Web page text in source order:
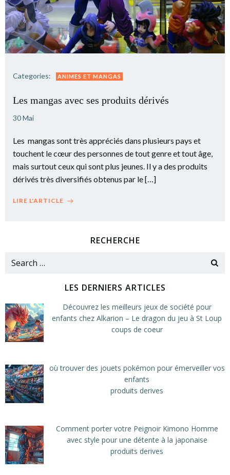
Categories: ANIMES ET MANGAS
Les mangas avec ses produits dérivés
30 Mai
Les mangas sont très appréciés dans plusieurs pays et
touchent le cœur des personnes de tout genre et tout âge,
mais surtout ceux qui sont plus jeunes. Il y a des produits
dérivés très diversifiés obtenus par le […]
LIRE L'ARTICLE
RECHERCHE
Search
LES DERNIERS ARTICLES
Découvrez les meilleurs jeux de société pour
enfants chez Alkarion – Le dragon du jeu à St Loup
coups de coeur
où trouver des jouets pokémon pour émerveiller vos
enfants
produits derives
Comment porter votre Peignoir Kimono Homme
avec style pour une détente à la japonaise
produits derives